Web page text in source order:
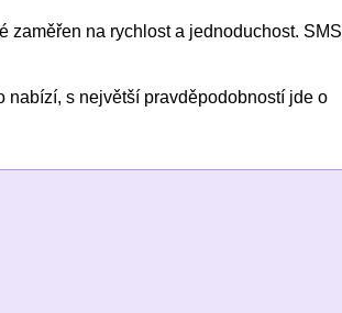
zaměřen na rychlost a jednoduchost. SMS
nabízí, s největší pravděpodobností jde o